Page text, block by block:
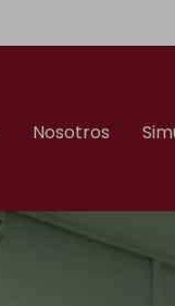
Nosotros